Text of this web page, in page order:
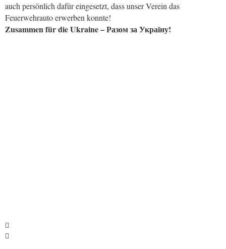
auch persönlich dafür eingesetzt, dass unser Verein das
Feuerwehrauto erwerben konnte!
Zusammen für die Ukraine – Разом за Україну!